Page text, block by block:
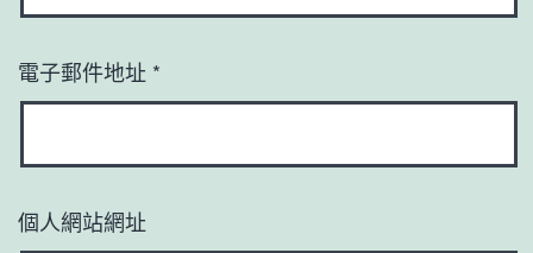
電子郵件地址 *
個人網站網址